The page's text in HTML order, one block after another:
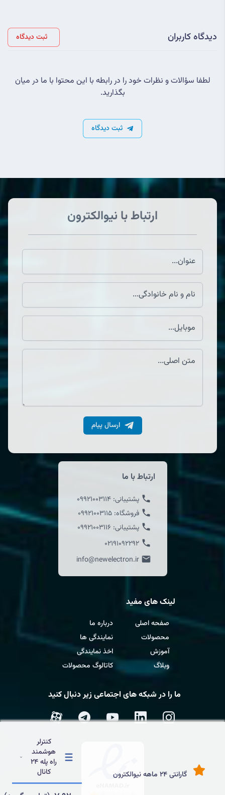
گارانتی 24 ماهه نیوالکترون
کنترلر
هوشمند
راه پله 24
کانال
دیدگاه کاربران ثبت دیدگاه
لطفا سؤالات و نظرات خود را در رابطه با این محتوا با ما در میان
بگذارید.
ثبت دیدگاه
ارتباط با نیوالکترون
ارسال پیام
ارتباط با ما
پشتیبانی: 09921003114
فروشگاه: 09921003115
پشتیبانی: 09921003116
02191092292
info@newelectron.ir
لینک های مفید
صفحه اصلی
محصولات
آموزش
وبلاگ
درباره ما
نمایندگی ها
اخذ نمایندگی
کاتالوگ محصولات
ما را در شبکه های اجتماعی زیر دنبال کنید